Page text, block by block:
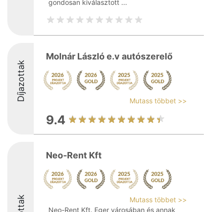
gondosan kiválasztott ...
Díjazottak
Molnár László e.v autószerelő
Mutass többet >>
9.4
Neo-Rent Kft
Mutass többet >>
Neo-Rent Kft. Eger városában és annak